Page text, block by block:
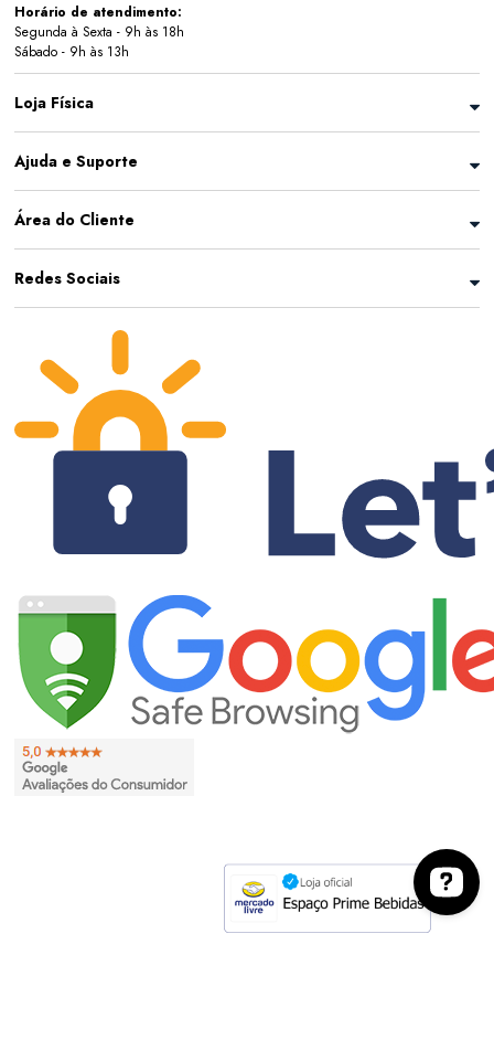
Horário de atendimento:
Segunda à Sexta - 9h às 18h
Sábado - 9h às 13h
Loja Física
Ajuda e Suporte
Área do Cliente
Redes Sociais